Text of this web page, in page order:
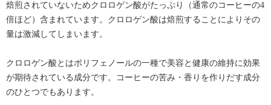
焙煎されていないためクロロゲン酸がたっぷり（通常のコーヒーの4
倍ほど）含まれています。クロロゲン酸は焙煎することによりその
量は激減してしまいます。
クロロゲン酸とはポリフェノールの一種で美容と健康の維持に効果
が期待されている成分です。コーヒーの苦み・香りを作りだす成分
のひとつでもあります。